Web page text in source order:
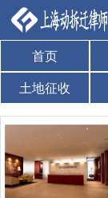
首页
土地征收